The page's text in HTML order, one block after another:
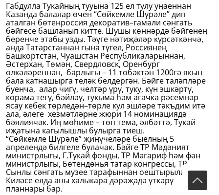
Габдулла Тукайның тууына 125 ел тулу уңаеннан
Казанда балалар өчен “Сөйкемле Шүрәле” дип
аталган бөтенроссия декоратив–гамәли сәнгать
бәйгесе башланып китте. Шушы көннәрдә бәйгенең
беренче этабы узды. Тәүге нәтиҗәләр күрсәткәнчә,
анда Татарстаннан гына түгел, Россиянең
Башкортстан, Чуашстан Республикаларыннан,
Әстерхан, Төмән, Свердловск, Оренбург
өлкәләреннән, барлыгы – 11 төбәктән 1200гә якын
бала катнашырга теләк белдергән. Бәйге таләпләре
буенча, алар чигү, челтәр үрү, туку, күн эшкәртү,
корама тегү, бәйләү, тукыма һәм агачка рәсемнәр
ясау кебек төрледән–төрле кул эшләре тәкъдим итә
ала, әлеге хезмәтләрне жюри 14 номинациядә
бәялиячәк. Иң мөһиме – төп тема, әлбәттә, Тукай
иҗатына кагылышлы булырга тиеш.
“Сөйкемле Шүрәле” җиңүчеләре быелның 5
апрелендә билгеле булачак. Бәйге ТР Мәдәният
министрлыгы, Г.Тукай фонды, ТР Мәгариф һәм фән
министрлыгы, Бөтендөнья татар конгрессы, ТР
Сынлы сәнгать музее тарафыннан оештырыла.
Киләсе елда аны халыкара дәрәҗәдә үткәрү
планнары бар.